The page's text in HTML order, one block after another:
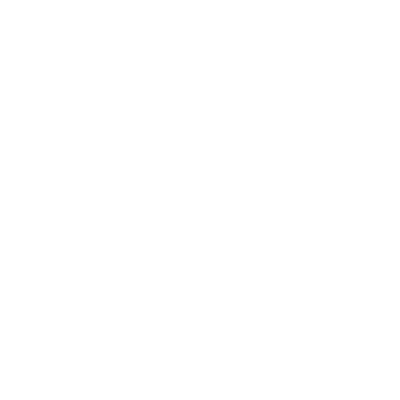
B. Magenballon, POSE 3)
POSE-2-Sleeve in Doppelhelix-Technik,
oder das Overstitch-Schlauchmagen
unter den Kosten einer klassischen
(ärztliche Betreuung,
sondern auch:
Team vor, während und nach der
der nachhaltigen Gewichtsabnahme